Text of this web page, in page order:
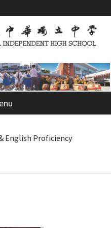
English Proficiency